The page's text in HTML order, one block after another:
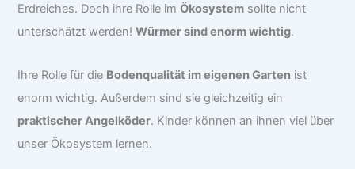
Erdreiches. Doch ihre Rolle imÖkosystem sollte nicht
unterschätzt werden!Würmer sind enorm wichtig.
Ihre Rolle für die Bodenqualität im eigenen Garten ist
enorm wichtig. Außerdem sind sie gleichzeitig ein
praktischer Angelköder. Kinder können an ihnen viel über
unser Ökosystem lernen.